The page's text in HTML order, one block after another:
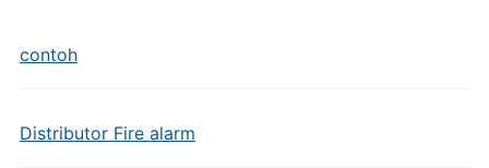
contoh
Distributor Fire alarm